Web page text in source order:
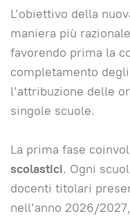
L’obiettivo della
maniera più
favorendo prima la
completamento
l’attribuzione delle
singole scuole.
La prima fase
scolastici. Ogni
docenti titolari
nell’anno 2026/